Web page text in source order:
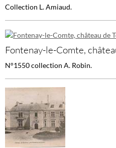
Collection L. Amiaud.
Fontenay-le-Comte,
N°1550 collection A. Robin.